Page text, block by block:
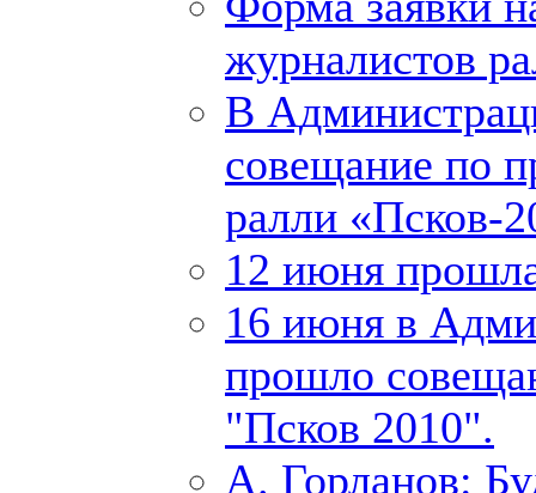
журналистов
В
совещание по
ралли «Псков-
12 июня
16 июня в
прошло
"Псков 2010".
А. Горланов: